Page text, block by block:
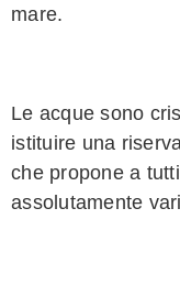
mare.
Le acque sono
istituire una
che propone a
assolutamente